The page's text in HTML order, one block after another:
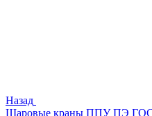
Назад
Шаровые краны ППУ ПЭ